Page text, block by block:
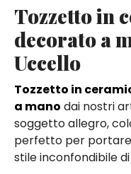
Tozzetto in
decorato a
Uccello
Tozzetto in
a mano dai nostri
soggetto allegro,
perfetto per
stile inconfondibile